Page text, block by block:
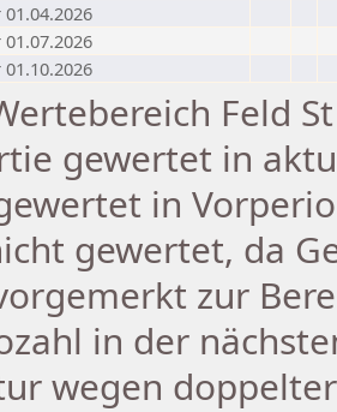
Feld
gewertet in
in
gewertet, da
zur
in der
wegen